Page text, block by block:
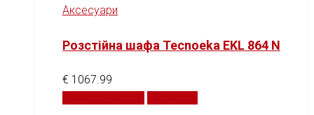
Аксесуари
Розстійна шафа Tecnoeka EKL 864 N
€ 1067.99